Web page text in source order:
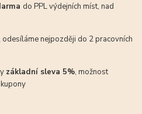
do PPL výdejních míst, nad
, odesíláme nejpozději do 2 pracovních
základní sleva 5%, možnost